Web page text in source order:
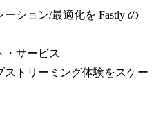
ション/最適化を Fastly の
・サービス
トリーミング体験をスケー